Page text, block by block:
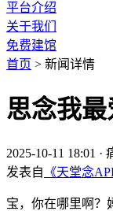
平台介绍
关于我们
免费建馆
首页 > 新闻详情
思念我
2025-10-11 18:01 ·
发表自 《天堂念
宝，你在哪里啊？